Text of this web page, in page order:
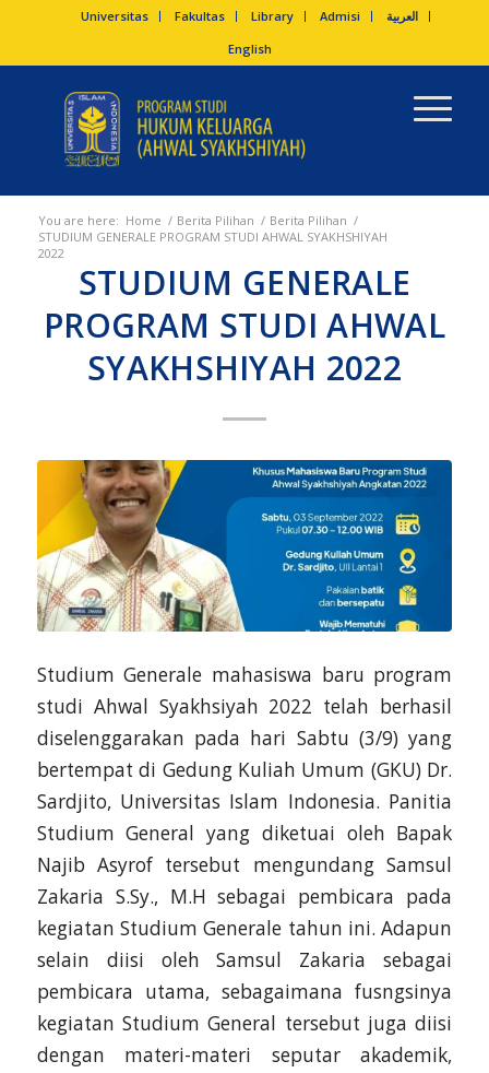
Universitas Fakultas Library Admisi
العربية
English
You are here: Home / Berita Pilihan / Berita Pilihan /
STUDIUM GENERALE PROGRAM STUDI AHWAL SYAKHSHIYAH
2022
STUDIUM GENERALE
PROGRAM STUDI AHWAL
SYAKHSHIYAH 2022
Studium Generale mahasiswa baru program
studi Ahwal Syakhsiyah 2022 telah berhasil
diselenggarakan pada hari Sabtu (3/9) yang
bertempat di Gedung Kuliah Umum (GKU) Dr.
Sardjito, Universitas Islam Indonesia. Panitia
Studium General yang diketuai oleh Bapak
Najib Asyrof tersebut mengundang Samsul
Zakaria S.Sy., M.H sebagai pembicara pada
kegiatan Studium Generale tahun ini. Adapun
selain diisi oleh Samsul Zakaria sebagai
pembicara utama, sebagaimana fusngsinya
kegiatan Studium General tersebut juga diisi
dengan materi-materi seputar akademik,